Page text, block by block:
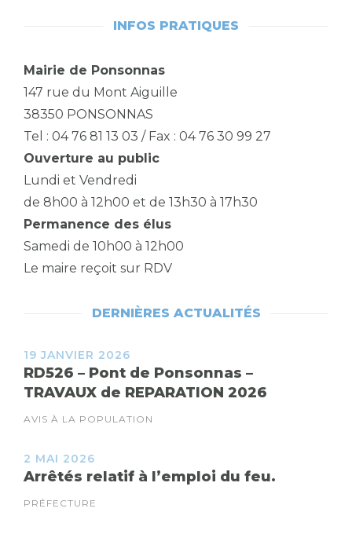
INFOS PRATIQUES
Mairie de Ponsonnas
147 rue du Mont Aiguille
38350 PONSONNAS
Tel : 04 76 81 13 03 / Fax : 04 76 30 99 27
Ouverture au public
Lundi et Vendredi
de 8h00 à 12h00 et de 13h30 à 17h30
Permanence des élus
Samedi de 10h00 à 12h00
Le maire reçoit sur RDV
DERNIÈRES ACTUALITÉS
19 JANVIER 2026
RD526 – Pont de Ponsonnas –
TRAVAUX de REPARATION 2026
AVIS À LA POPULATION
2 MAI 2026
Arrêtés relatif à l’emploi du feu.
PRÉFECTURE